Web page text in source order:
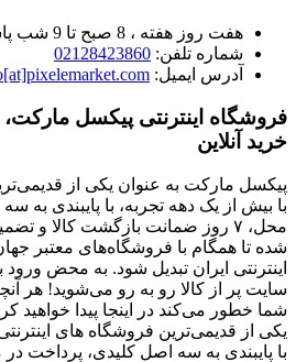
هفت روز هفته ، 8 صبح تا 9 شب پاسخگوی شما هستیم.
شماره تلفن: 02128423860
آدرس ایمیل:
فروشگاه اینترنتی پیکسل
خرید آنلاین
پیکسل مارکت به عنوان یکی از
با بیش از یک دهه تجربه، با پایبندی به
محل، ۷ روز ضمانت بازگشت کالا و
شده تا همگام با فروشگاه‌های معتبر
اینترنتی ایران تبدیل شود. به محض
سایت پر از کالا رو به رو می‌شوید! هر
شما خطور می‌کند در اینجا پیدا خواهید
یکی از قدیمی‌ترین فروشگاه های